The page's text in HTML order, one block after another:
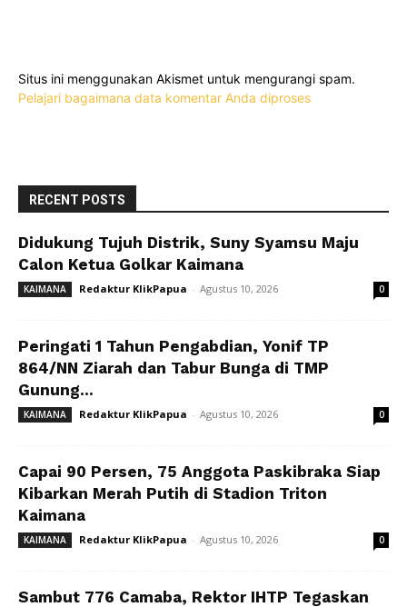
Situs ini menggunakan Akismet untuk mengurangi spam.
Pelajari bagaimana data komentar Anda diproses
RECENT POSTS
Didukung Tujuh Distrik, Suny Syamsu Maju
Calon Ketua Golkar Kaimana
KAIMANA Redaktur KlikPapua - Agustus 10, 2026 0
Peringati 1 Tahun Pengabdian, Yonif TP
864/NN Ziarah dan Tabur Bunga di TMP
Gunung...
KAIMANA Redaktur KlikPapua - Agustus 10, 2026 0
Capai 90 Persen, 75 Anggota Paskibraka Siap
Kibarkan Merah Putih di Stadion Triton
Kaimana
KAIMANA Redaktur KlikPapua - Agustus 10, 2026 0
Sambut 776 Camaba, Rektor IHTP Tegaskan